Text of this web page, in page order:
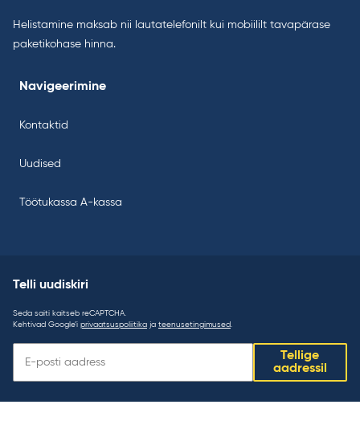
Helistamine maksab nii lautatelefonilt kui mobiililt tavapärase
paketikohase hinna.
Navigeerimine
Kontaktid
Uudised
Töötukassa A-kassa
Telli uudiskiri
Seda saiti kaitseb reCAPTCHA.
Kehtivad Google’i privaatsuspoliitika ja teenusetingimused.
uudiskiri:
Tellige
aadressil